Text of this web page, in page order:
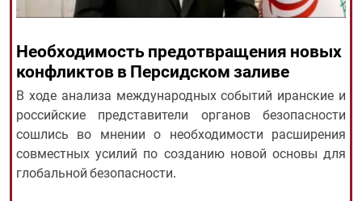
All rights reserved for NourNews
Copyright © 2021 www.nournews.ir
Необходимость предотвращения новых
конфликтов в Персидском заливе
В ходе анализа международных событий иранские и
российские представители органов безопасности
сошлись во мнении о необходимости расширения
совместных усилий по созданию новой основы для
глобальной безопасности.